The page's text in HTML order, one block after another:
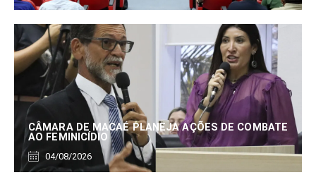
CÂMARA DE MACAÉ PLANEJA AÇÕES DE COMBATE
AO FEMINICÍDIO
04/08/2026